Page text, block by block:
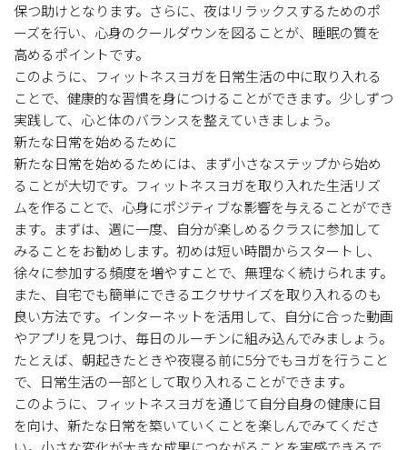
保つ助けとなります。さらに、夜はリラックスするためのポ
ーズを行い、心身のクールダウンを図ることが、睡眠の質を
高めるポイントです。
このように、フィットネスヨガを日常生活の中に取り入れる
ことで、健康的な習慣を身につけることができます。少しずつ
実践して、心と体のバランスを整えていきましょう。
新たな日常を始めるために
新たな日常を始めるためには、まず小さなステップから始め
ることが大切です。フィットネスヨガを取り入れた生活リズ
ムを作ることで、心身にポジティブな影響を与えることができ
ます。まずは、週に一度、自分が楽しめるクラスに参加して
みることをお勧めします。初めは短い時間からスタートし、
徐々に参加する頻度を増やすことで、無理なく続けられます。
また、自宅でも簡単にできるエクササイズを取り入れるのも
良い方法です。インターネットを活用して、自分に合った動画
やアプリを見つけ、毎日のルーチンに組み込んでみましょう。
たとえば、朝起きたときや夜寝る前に5分でもヨガを行うこと
で、日常生活の一部として取り入れることができます。
このように、フィットネスヨガを通じて自分自身の健康に目
を向け、新たな日常を築いていくことを楽しんでみてくださ